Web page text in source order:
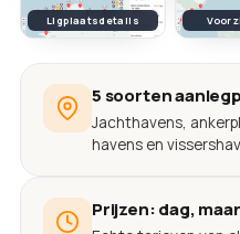
Ligplaatsdetails
5 soorten
Jachthavens,
havens en
Prijzen: dag,